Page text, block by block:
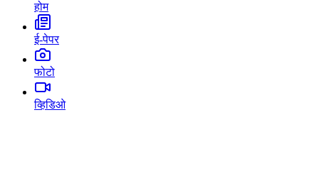
होम
ई-पेपर
फोटो
व्हिडिओ